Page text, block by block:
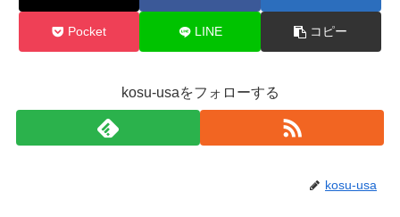
Pocket LINE コピー
kosu-usaをフォローする
kosu-usa